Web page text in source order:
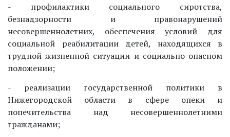
- профилактики социального сиротства,
безнадзорности и правонарушений
несовершеннолетних, обеспечения условий для
социальной реабилитации детей, находящихся в
трудной жизненной ситуации и социально опасном
положении;
- реализации государственной политики в
Нижегородской области в сфере опеки и
попечительства над несовершеннолетними
гражданами;